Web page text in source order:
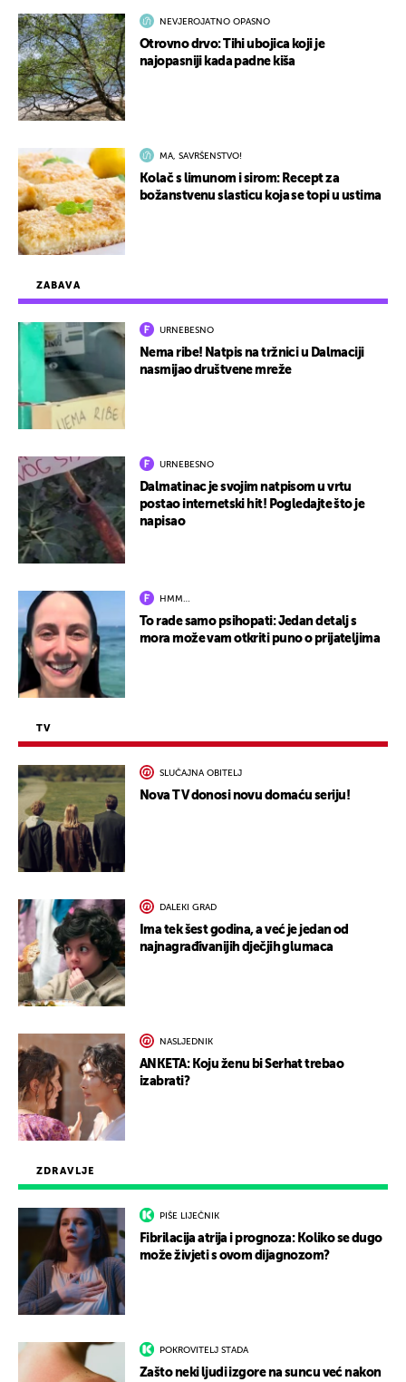
ZDRAVLJE
PIŠE LIJEČNIK
Fibrilacija atrija i prognoza: Koliko se dugo
može živjeti s ovom dijagnozom?
POKROVITELJ STADA
Zašto neki ljudi izgore na suncu već nakon
ZABAVA
URNEBESNO
Nema ribe! Natpis na tržnici u Dalmaciji
nasmijao društvene mreže
URNEBESNO
Dalmatinac je svojim natpisom u vrtu
postao internetski hit! Pogledajte što je
napisao
HMM…
To rade samo psihopati: Jedan detalj s
mora može vam otkriti puno o prijateljima
TV
SLUČAJNA OBITELJ
Nova TV donosi novu domaću seriju!
DALEKI GRAD
Ima tek šest godina, a već je jedan od
najnagrađivanijih dječjih glumaca
NASLJEDNIK
ANKETA: Koju ženu bi Serhat trebao
izabrati?
NEVJEROJATNO OPASNO
Otrovno drvo: Tihi ubojica koji je
najopasniji kada padne kiša
MA, SAVRŠENSTVO!
Kolač s limunom i sirom: Recept za
božanstvenu slasticu koja se topi u ustima